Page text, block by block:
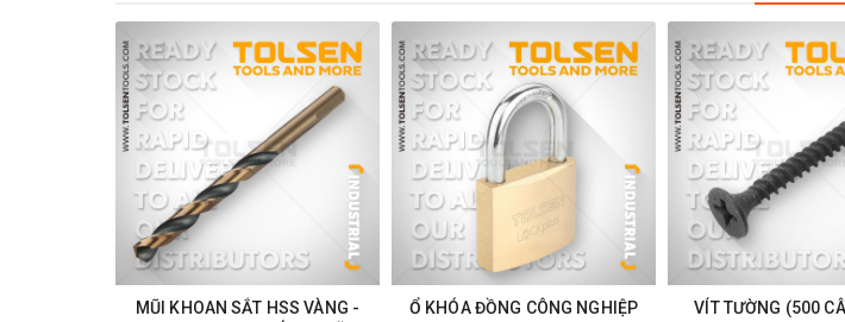
MŨI KHOAN SẮT HSS VÀNG -
Ổ KHÓA ĐỒNG CÔNG NGHIỆP
VÍT TƯỜNG (500